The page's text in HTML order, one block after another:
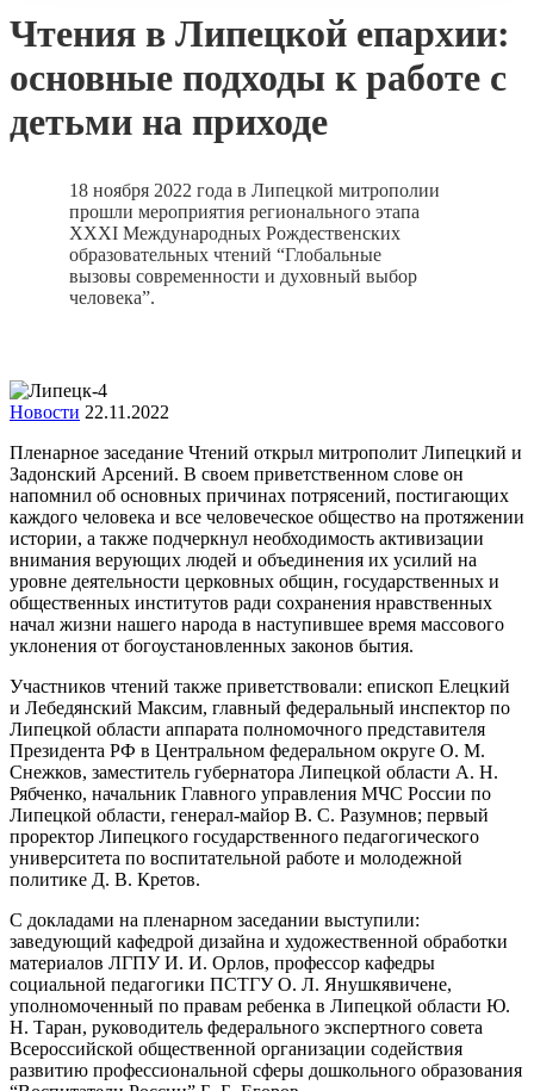
Чтения в Липецкой епархии:
основные подходы к работе с
детьми на приходе
18 ноября 2022 года в Липецкой митрополии
прошли мероприятия регионального этапа
XXXI Международных Рождественских
образовательных чтений “Глобальные
вызовы современности и духовный выбор
человека”.
Новости 22.11.2022
Пленарное заседание Чтений открыл митрополит Липецкий и
Задонский Арсений. В своем приветственном слове он
напомнил об основных причинах потрясений, постигающих
каждого человека и все человеческое общество на протяжении
истории, а также подчеркнул необходимость активизации
внимания верующих людей и объединения их усилий на
уровне деятельности церковных общин, государственных и
общественных институтов ради сохранения нравственных
начал жизни нашего народа в наступившее время массового
уклонения от богоустановленных законов бытия.
Участников чтений также приветствовали: епископ Елецкий
и Лебедянский Максим, главный федеральный инспектор по
Липецкой области аппарата полномочного представителя
Президента РФ в Центральном федеральном округе О. М.
Снежков, заместитель губернатора Липецкой области А. Н.
Рябченко, начальник Главного управления МЧС России по
Липецкой области, генерал-майор В. С. Разумнов; первый
проректор Липецкого государственного педагогического
университета по воспитательной работе и молодежной
политике Д. В. Кретов.
С докладами на пленарном заседании выступили:
заведующий кафедрой дизайна и художественной обработки
материалов ЛГПУ И. И. Орлов, профессор кафедры
социальной педагогики ПСТГУ О. Л. Янушкявичене,
уполномоченный по правам ребенка в Липецкой области Ю.
Н. Таран, руководитель федерального экспертного совета
Всероссийской общественной организации содействия
развитию профессиональной сферы дошкольного образования